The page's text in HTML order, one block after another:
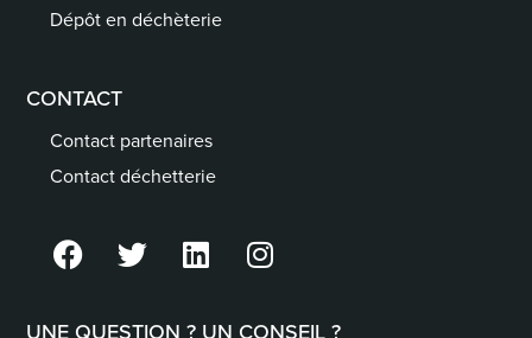
Dépôt en déchèterie
CONTACT
Contact partenaires
Contact déchetterie